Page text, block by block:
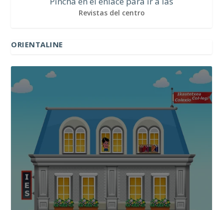
Revistas del centro
ORIENTALINE